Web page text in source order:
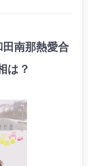
南那熱愛合
は？